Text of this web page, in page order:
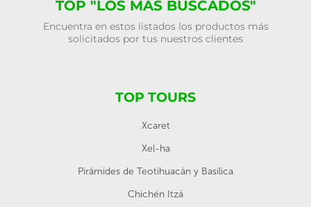
TOP "LOS MÁS BUSCADOS"
Encuentra en estos listados los productos más
solicitados por tus nuestros clientes
TOP TOURS
Xcaret
Xel-ha
Pirámides de Teotihuacán y Basílica
Chichén Itzá